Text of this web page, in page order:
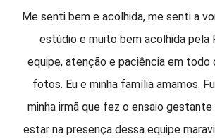
Me senti bem e acolhida, me senti a
estúdio e muito bem acolhida pela
equipe, atenção e paciência em todo
fotos. Eu e minha família amamos.
minha irmã que fez o ensaio
estar na presença dessa equipe